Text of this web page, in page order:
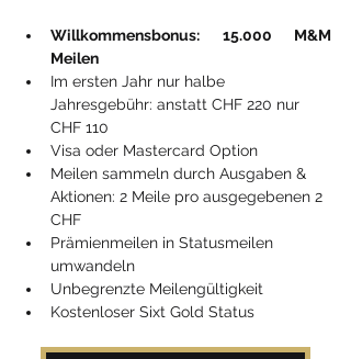
Willkommensbonus: 15.000 M&M
Meilen
Im ersten Jahr nur halbe
Jahresgebühr: anstatt CHF 220 nur
CHF 110
Visa oder Mastercard Option
Meilen sammeln durch Ausgaben &
Aktionen: 2 Meile pro ausgegebenen 2
CHF
Prämienmeilen in Statusmeilen
umwandeln
Unbegrenzte Meilengültigkeit
Kostenloser Sixt Gold Status